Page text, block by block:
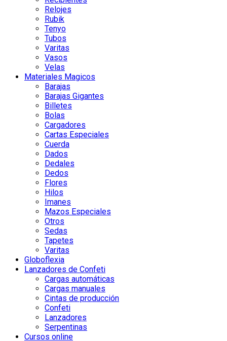
Relojes
Rubik
Tenyo
Tubos
Varitas
Vasos
Velas
Materiales Magicos
Barajas
Barajas Gigantes
Billetes
Bolas
Cargadores
Cartas Especiales
Cuerda
Dados
Dedales
Dedos
Flores
Hilos
Imanes
Mazos Especiales
Otros
Sedas
Tapetes
Varitas
Globoflexia
Lanzadores de Confeti
Cargas automáticas
Cargas manuales
Cintas de producción
Confeti
Lanzadores
Serpentinas
Cursos online